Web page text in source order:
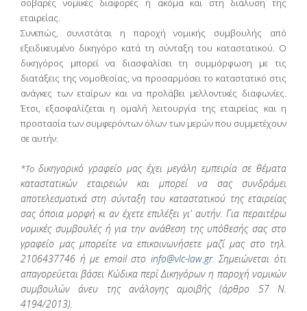
σοβαρές νομικές διαφορές ή ακόμα και στη διάλυση της
εταιρείας.
Συνεπώς, συνιστάται η παροχή νομικής συμβουλής από
εξειδικευμένο δικηγόρο κατά τη σύνταξη του καταστατικού. Ο
δικηγόρος μπορεί να διασφαλίσει τη συμμόρφωση με τις
διατάξεις της νομοθεσίας, να προσαρμόσει το καταστατικό στις
ανάγκες των εταίρων και να προλάβει μελλοντικές διαφωνίες.
Έτσι, εξασφαλίζεται η ομαλή λειτουργία της εταιρείας και η
προστασία των συμφερόντων όλων των μερών που συμμετέχουν
σε αυτήν.
*Το δικηγορικό γραφείο μας έχει μεγάλη εμπειρία σε θέματα
καταστατικών εταιρειών και μπορεί να σας συνδράμει
αποτελεσματικά στη σύνταξη του καταστατικού της εταιρείας
σας όποια μορφή κι αν έχετε επιλέξει γι' αυτήν. Για περαιτέρω
νομικές συμβουλές ή για την ανάθεση της υπόθεσής σας στο
γραφείο μας μπορείτε να επικοινωνήσετε μαζί μας στο τηλ.
2106437746 ή με email στο info@vlc-law.gr. Σημειώνεται ότι
απαγορεύεται βάσει Κώδικα περί Δικηγόρων η παροχή νομικών
συμβουλών άνευ της ανάλογης αμοιβής (άρθρο 57 Ν.
4194/2013).